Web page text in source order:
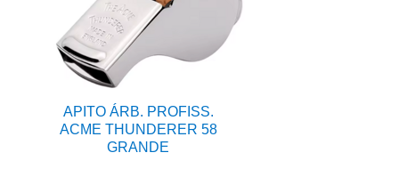
APITO ÁRB. PROFISS.
ACME THUNDERER 58
GRANDE